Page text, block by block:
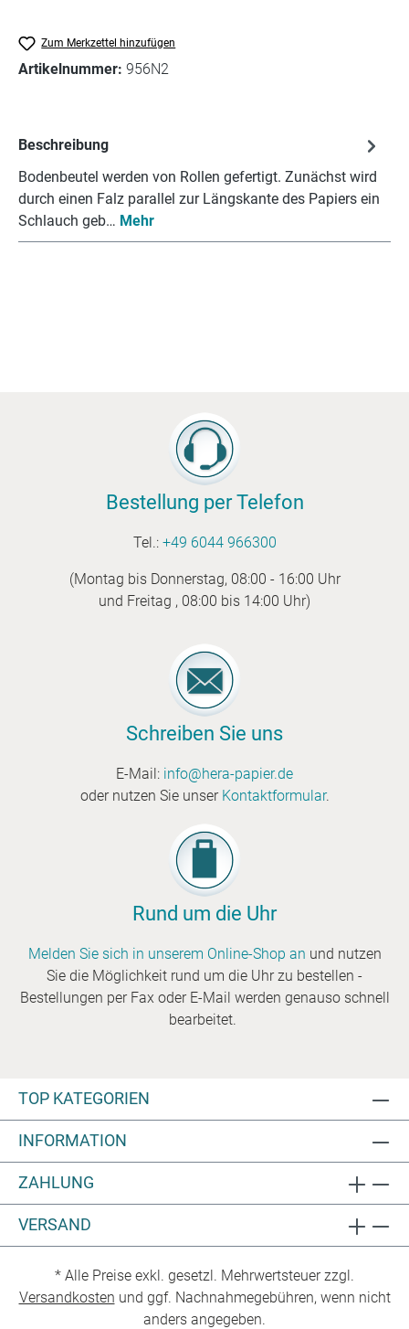
Zum Merkzettel hinzufügen
Artikelnummer: 956N2
Beschreibung
Bodenbeutel werden von Rollen gefertigt. Zunächst wird
durch einen Falz parallel zur Längskante des Papiers ein
Schlauch geb… Mehr
Bestellung per Telefon
Tel.: +49 6044 966300
(Montag bis Donnerstag, 08:00 - 16:00 Uhr
und Freitag , 08:00 bis 14:00 Uhr)
Schreiben Sie uns
E-Mail: info@hera-papier.de
oder nutzen Sie unser Kontaktformular.
Rund um die Uhr
Melden Sie sich in unserem Online-Shop an und nutzen
Sie die Möglichkeit rund um die Uhr zu bestellen -
Bestellungen per Fax oder E-Mail werden genauso schnell
bearbeitet.
TOP KATEGORIEN
INFORMATION
ZAHLUNG
VERSAND
* Alle Preise exkl. gesetzl. Mehrwertsteuer zzgl.
Versandkosten und ggf. Nachnahmegebühren, wenn nicht
anders angegeben.